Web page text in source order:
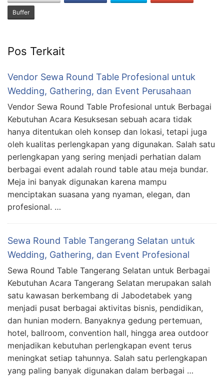
Buffer
Pos Terkait
Vendor Sewa Round Table Profesional untuk
Wedding, Gathering, dan Event Perusahaan
Vendor Sewa Round Table Profesional untuk Berbagai
Kebutuhan Acara Kesuksesan sebuah acara tidak
hanya ditentukan oleh konsep dan lokasi, tetapi juga
oleh kualitas perlengkapan yang digunakan. Salah satu
perlengkapan yang sering menjadi perhatian dalam
berbagai event adalah round table atau meja bundar.
Meja ini banyak digunakan karena mampu
menciptakan suasana yang nyaman, elegan, dan
profesional. …
Sewa Round Table Tangerang Selatan untuk
Wedding, Gathering, dan Event Profesional
Sewa Round Table Tangerang Selatan untuk Berbagai
Kebutuhan Acara Tangerang Selatan merupakan salah
satu kawasan berkembang di Jabodetabek yang
menjadi pusat berbagai aktivitas bisnis, pendidikan,
dan hunian modern. Banyaknya gedung pertemuan,
hotel, ballroom, convention hall, hingga area outdoor
menjadikan kebutuhan perlengkapan event terus
meningkat setiap tahunnya. Salah satu perlengkapan
yang paling banyak digunakan dalam berbagai …